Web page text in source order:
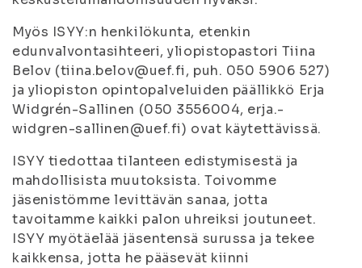
Myös ISYY:n henkilökunta, etenkin
edunvalvontasihteeri, yliopistopastori Tiina
Belov (tiina.belov@uef.fi, puh. 050 5906 527)
ja yliopiston opintopalveluiden päällikkö Erja
Widgrén-Sallinen (050 3556004, erja.-
widgren-sallinen@uef.fi) ovat käytettävissä.
ISYY tiedottaa tilanteen edistymisestä ja
mahdollisista muutoksista. Toivomme
jäsenistömme levittävän sanaa, jotta
tavoitamme kaikki palon uhreiksi joutuneet.
ISYY myötäelää jäsentensä surussa ja tekee
kaikkensa, jotta he pääsevät kiinni